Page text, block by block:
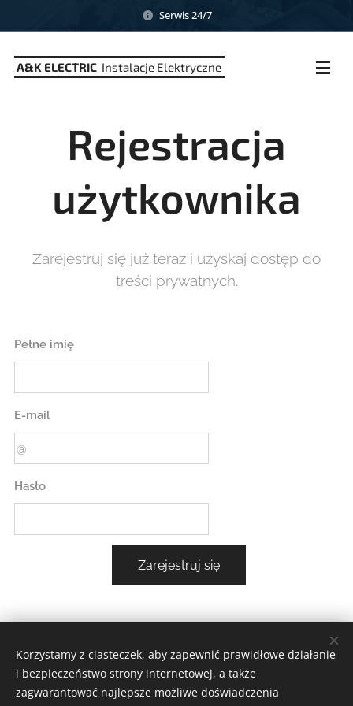
Serwis 24/7
A&K ELECTRIC Instalacje Elektryczne
Rejestracja
użytkownika
Zarejestruj się już teraz i uzyskaj dostęp do
treści prywatnych.
Pełne imię
E-mail
Hasło
Zarejestruj się
Korzystamy z ciasteczek, aby zapewnić prawidłowe działanie
i bezpieczeństwo strony internetowej, a także
zagwarantować najlepsze możliwe doświadczenia